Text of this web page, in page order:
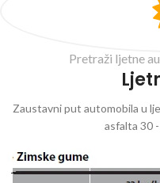
Pretraži ljetne
Zaustavni put automobila u
asfalta 30